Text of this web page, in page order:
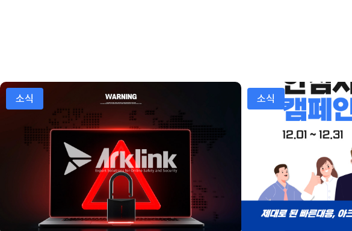
"몸캠 피싱 영상통화 유출 막는다" 아크링크, 12월 안심 지원 캠페인 실시
소식
"몸캠 피싱 영상통화 유
소식